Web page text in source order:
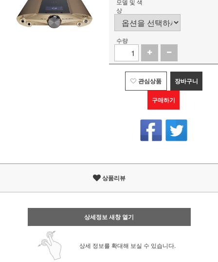
모델 및 색
상
수량
관심상품 장바구니
구매하기
상품리뷰
상세정보 새창 열기
상세 정보를 확대해 보실 수 있습니다.